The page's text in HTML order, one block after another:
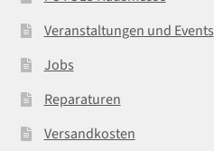
Veranstaltungen und Events
Jobs
Reparaturen
Versandkosten